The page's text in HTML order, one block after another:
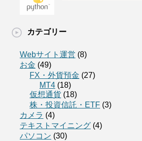
カテゴリー
Webサイト運営 (8)
お金 (49)
FX・外貨預金 (27)
MT4 (18)
仮想通貨 (18)
株・投資信託・ETF (3)
カメラ (4)
テキストマイニング (4)
パソコン (30)